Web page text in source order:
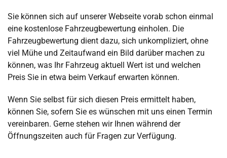
Sie können sich auf unserer Webseite vorab schon einmal
eine kostenlose Fahrzeugbewertung einholen. Die
Fahrzeugbewertung dient dazu, sich unkompliziert, ohne
viel Mühe und Zeitaufwand ein Bild darüber machen zu
können, was Ihr Fahrzeug aktuell Wert ist und welchen
Preis Sie in etwa beim Verkauf erwarten können.
Wenn Sie selbst für sich diesen Preis ermittelt haben,
können Sie, sofern Sie es wünschen mit uns einen Termin
vereinbaren. Gerne stehen wir Ihnen während der
Öffnungszeiten auch für Fragen zur Verfügung.